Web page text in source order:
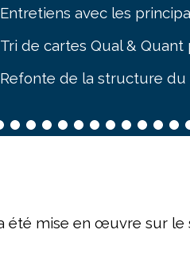
Entretiens avec les
Tri de cartes Qual &
Refonte de la structure
été mise en œuvre sur